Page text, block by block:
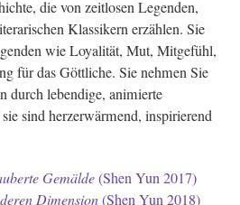
die von zeitlosen Legenden,
Klassikern erzählen. Sie
wie Loyalität, Mut, Mitgefühl,
für das Göttliche. Sie nehmen Sie
durch lebendige, animierte
sind herzerwärmend, inspirierend
Gemälde(Shen Yun 2017)
Dimension(Shen Yun 2018)